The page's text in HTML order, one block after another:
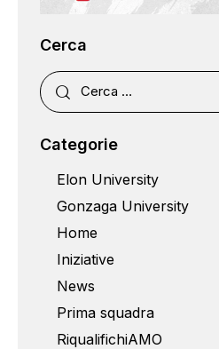
Cerca
Categorie
Elon University
Gonzaga University
Home
Iniziative
News
Prima squadra
RiqualifichiAMO